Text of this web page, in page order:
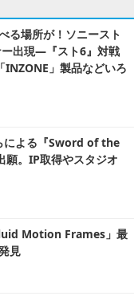
る場所が！ソニースト
出現―『スト6』対戦
」製品などいろ
による『Sword of the
願。IP取得やスタジオ
Motion Frames」最
見